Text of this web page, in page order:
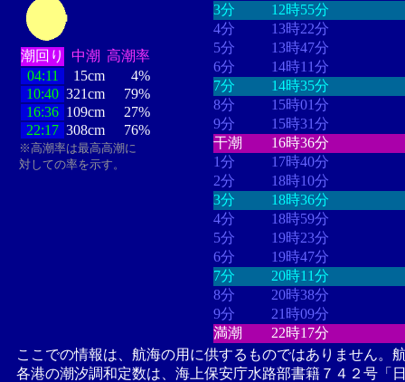
潮回り 中潮 高潮率
04:11
15cm
4%
10:40 321cm
79%
16:36 109cm
27%
22:17 308cm 76%
※高潮率は最高高潮に
対しての率を示す。
3分
12時55分
4分
13時22分
5分
13時47分
6分
14時11分
7分
14時35分
8分
15時01分
9分
15時31分
干潮
16時36分
1分
17時40分
2分
18時10分
3分
18時36分
4分
18時59分
5分
19時23分
6分
19時47分
7分
20時11分
8分
20時38分
9分
21時09分
満潮
22時17分
ここでの情報は、航海の用に供するものではありません。
各港の潮汐調和定数は、海上保安庁水路部書籍７４２号「